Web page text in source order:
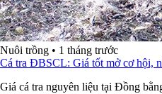
Nuôi trồng • 1 tháng trước
Cá tra ĐBSCL: Giá tốt mở cơ hội,
Giá cá tra nguyên liệu tại Đồng